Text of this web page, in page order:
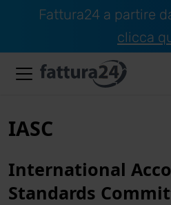
Fattura24 a partire
clicca
IASC
International
Standards